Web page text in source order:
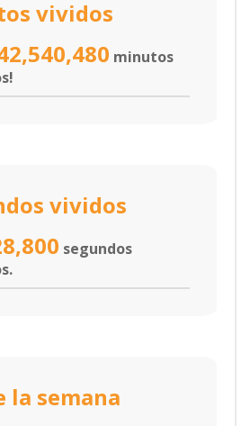
vividos
minutos
vividos
segundos
la semana